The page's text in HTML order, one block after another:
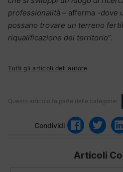
professionalità – afferma -dove
possano trovare un terreno
riqualificazione del territorio“.
Tutti gli articoli dell'autore
Questo articolo fa parte delle categorie:
Condividi
Articoli